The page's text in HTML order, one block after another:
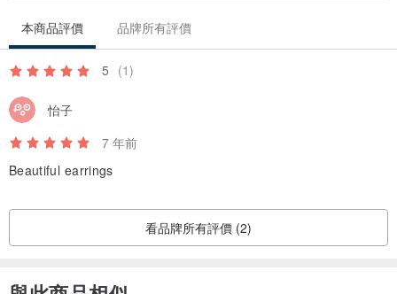
本商品評價 品牌所有評價
5 (1)
怡子
7 年前
Beautiful earrings
看品牌所有評價 (2)